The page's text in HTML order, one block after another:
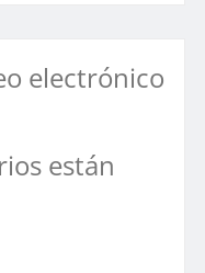
electrónico
están